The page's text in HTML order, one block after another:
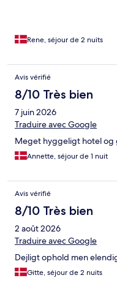
Rene, séjour de 2 nuits
Avis vérifié
8/10 Très bien
7 juin 2026
Traduire avec Google
Meget hyggeligt hotel og
Annette, séjour de 1 nuit
Avis vérifié
8/10 Très bien
2 août 2026
Traduire avec Google
Dejligt ophold men
Gitte, séjour de 2 nuits